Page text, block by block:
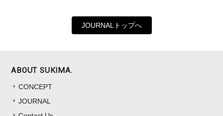
JOURNALトップへ
ABOUT SUKIMA.
CONCEPT
JOURNAL